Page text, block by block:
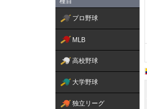
プロ野球
MLB
高校野球
大学野球
独立リーグ